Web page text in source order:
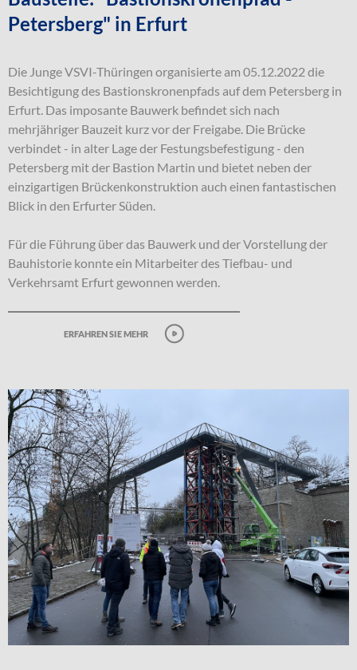
Petersberg" in Erfurt
Die Junge VSVI-Thüringen organisierte am 05.12.2022 die
Besichtigung des Bastionskronenpfads auf dem Petersberg in
Erfurt. Das imposante Bauwerk befindet sich nach
mehrjähriger Bauzeit kurz vor der Freigabe. Die Brücke
verbindet - in alter Lage der Festungsbefestigung - den
Petersberg mit der Bastion Martin und bietet neben der
einzigartigen Brückenkonstruktion auch einen fantastischen
Blick in den Erfurter Süden.
Für die Führung über das Bauwerk und der Vorstellung der
Bauhistorie konnte ein Mitarbeiter des Tiefbau- und
Verkehrsamt Erfurt gewonnen werden.
erfahren sie mehr